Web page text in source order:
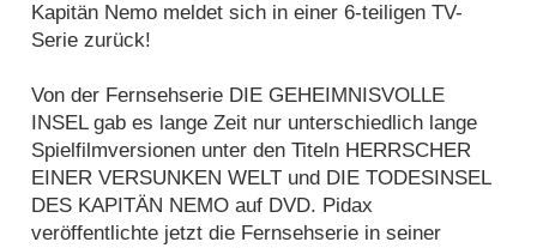
Kapitän Nemo meldet sich in einer 6-teiligen TV-
Serie zurück!
Von der Fernsehserie DIE GEHEIMNISVOLLE
INSEL gab es lange Zeit nur unterschiedlich lange
Spielfilmversionen unter den Titeln HERRSCHER
EINER VERSUNKEN WELT und DIE TODESINSEL
DES KAPITÄN NEMO auf DVD. Pidax
veröffentlichte jetzt die Fernsehserie in seiner